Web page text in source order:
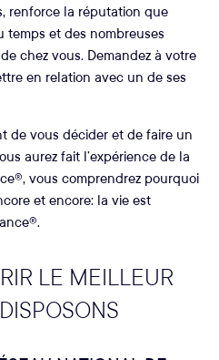
renforce la réputation que
temps et des nombreuses
chez vous. Demandez à votre
en relation avec un de ses
de vous décider et de faire un
aurez fait l’expérience de la
vous comprendrez pourquoi
et encore: la vie est
LE MEILLEUR